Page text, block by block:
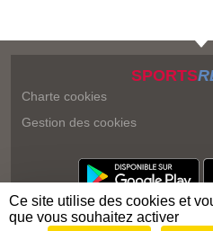
SPORTS
Charte cookies
Gestion des cookies
Ce site utilise des cookies et
que vous souhaitez activer